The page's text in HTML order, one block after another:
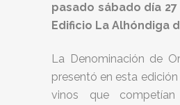
pasado sábado día
Edificio La Alhóndiga
La Denominación de
presentó en esta
vinos que